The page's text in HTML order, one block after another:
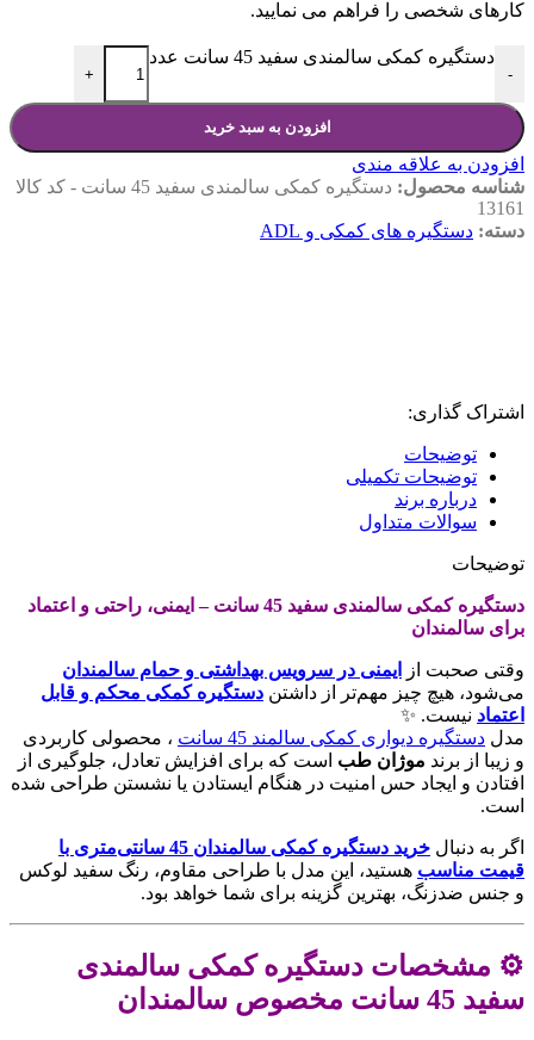
کارهای شخصی را فراهم می نمایید.
-
دستگیره کمکی سالمندی سفید 45 سانت عدد
+
افزودن به سبد خرید
افزودن به علاقه مندی
شناسه محصول:
دستگیره کمکی سالمندی سفید 45 سانت - کد کالا
13161
دسته: دستگیره های کمکی و ADL
اشتراک گذاری:
توضیحات
توضیحات تکمیلی
درباره برند
سوالات متداول
توضیحات
دستگیره کمکی سالمندی سفید 45 سانت – ایمنی، راحتی و اعتماد
برای سالمندان
وقتی صحبت از
ایمنی در سرویس بهداشتی و حمام سالمندان
می‌شود، هیچ چیز مهم‌تر از داشتن دستگیره کمکی محکم و قابل
اعتماد نیست. ✨
مدل دستگیره دیواری کمکی سالمند 45 سانت
، محصولی کاربردی
و زیبا از برند موژان طب است که برای افزایش تعادل، جلوگیری از
افتادن و ایجاد حس امنیت در هنگام ایستادن یا نشستن طراحی شده
است.
اگر به دنبال
خرید دستگیره کمکی سالمندان 45 سانتی‌متری با
قیمت مناسب هستید، این مدل با طراحی مقاوم، رنگ سفید لوکس
و جنس ضدزنگ، بهترین گزینه برای شما خواهد بود.
⚙️ مشخصات دستگیره کمکی سالمندی
سفید 45 سانت مخصوص سالمندان